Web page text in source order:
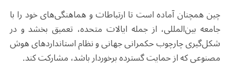
چین همچنان آماده است تا ارتباطات و هماهنگی‌های خود را با
جامعه بین‌المللی، از جمله ایالات متحده، تعمیق بخشد و در
شکل‌گیری چارچوب حکمرانی جهانی و نظام استانداردهای هوش
مصنوعی که از حمایت گسترده برخوردار باشد، مشارکت کند.